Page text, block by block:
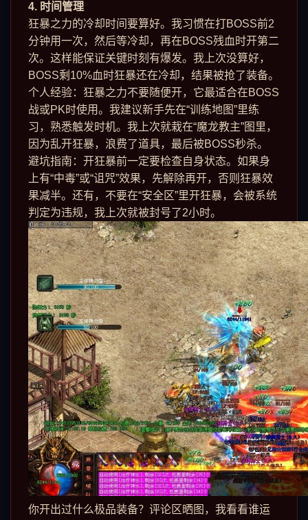
4. 时间管理
狂暴之力的冷却时间要算好。我习惯在打BOSS前2
分钟用一次，然后等冷却，再在BOSS残血时开第二
次。这样能保证关键时刻有爆发。我上次没算好，
BOSS剩10%血时狂暴还在冷却，结果被抢了装备。
个人经验：狂暴之力不要随便开，它最适合在BOSS
战或PK时使用。我建议新手先在“训练地图”里练
习，熟悉触发时机。我上次就栽在“魔龙教主”图里，
因为乱开狂暴，浪费了道具，最后被BOSS秒杀。
避坑指南：开狂暴前一定要检查自身状态。如果身
上有“中毒”或“诅咒”效果，先解除再开，否则狂暴效
果减半。还有，不要在“安全区”里开狂暴，会被系统
判定为违规，我上次就被封号了2小时。
你开出过什么极品装备？评论区晒图，我看看谁运